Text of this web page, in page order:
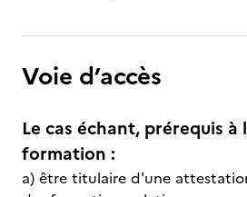
Voie d’accès
Le cas échant, prérequis à
formation :
a) être titulaire d'une